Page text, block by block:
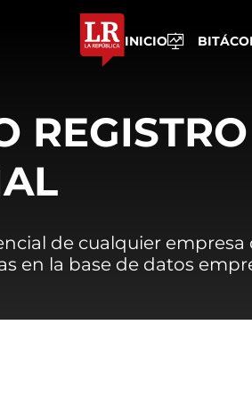
INICIO
de cualquier
en la base de datos